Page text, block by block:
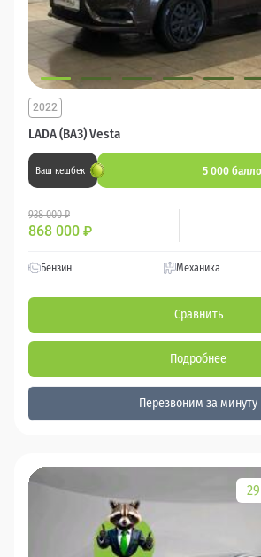
LADA (ВАЗ) Vesta
2022
Ваш кешбек 5 000
938 000 ₽
868 000 ₽
Бензин Механика
Сравнить
Подробнее
Перезвоним за минуту